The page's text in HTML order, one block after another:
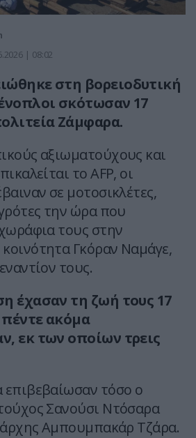
| 08:02
στη βορειοδυτική
σκότωσαν 17
Ζάμφαρα.
αξιωματούχους και
το AFP, οι
σε μοτοσικλέτες,
την ώρα που
τους στην
Γκόραν Ναμάγε,
τους.
έχασαν τη ζωή τους 17
ακόμα
εκ των οποίων τρεις
τόσο ο
Σανούσι Ντόσαρα
Αμπουμπακάρ Τζάρα.